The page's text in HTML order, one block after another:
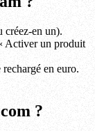
créez-en un).
Activer un produit
en euro.
?